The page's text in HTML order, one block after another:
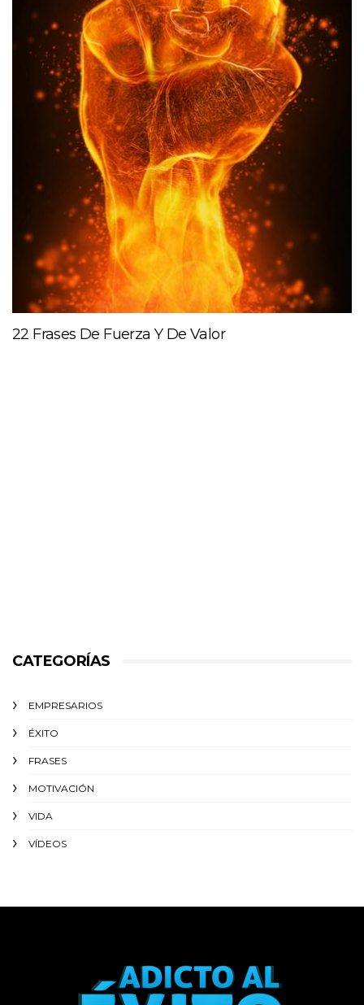
22 Frases De Fuerza Y De Valor
CATEGORÍAS
EMPRESARIOS
ÉXITO‬
FRASES
MOTIVACIÓN
VIDA
VÍDEOS